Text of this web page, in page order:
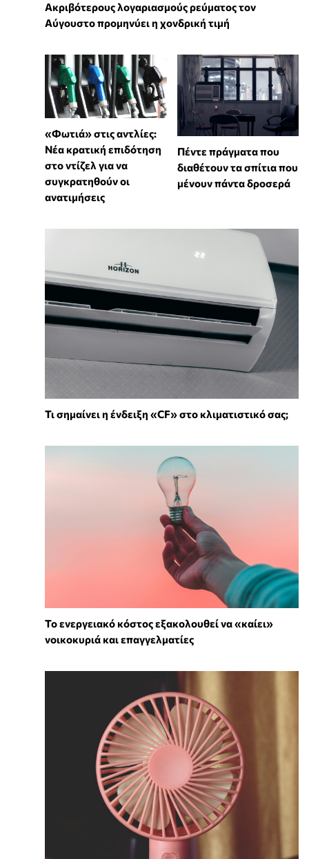
Ακριβότερους λογαριασμούς ρεύματος τον
Αύγουστο προμηνύει η χονδρική τιμή
«Φωτιά» στις αντλίες:
Νέα κρατική επιδότηση
στο ντίζελ για να
συγκρατηθούν οι
ανατιμήσεις
Πέντε πράγματα που
διαθέτουν τα σπίτια που
μένουν πάντα δροσερά
Τι σημαίνει η ένδειξη «CF» στο κλιματιστικό σας;
Το ενεργειακό κόστος εξακολουθεί να «καίει»
νοικοκυριά και επαγγελματίες